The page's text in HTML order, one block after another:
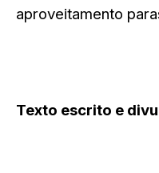
aproveitamento
Texto escrito e